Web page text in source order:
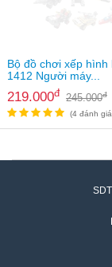
Bộ đồ chơi xếp hình
1412 Người máy...
219.000đ 245.000đ
(4 đánh